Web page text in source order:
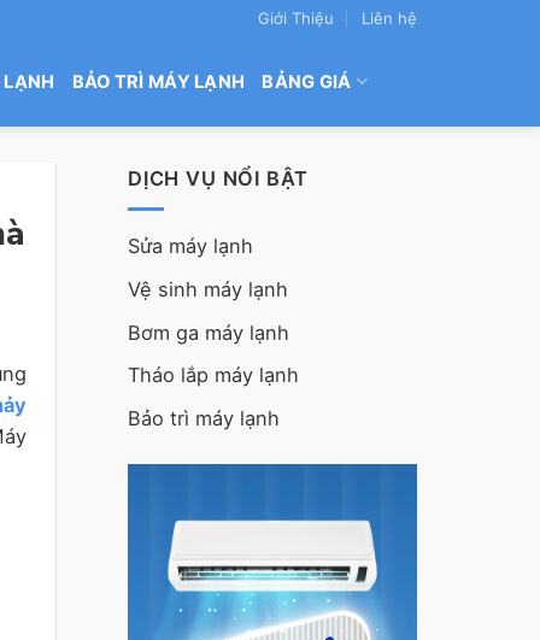
Giới Thiệu Liên hệ
BẢO TRÌ MÁY LẠNH BẢNG GIÁ
DỊCH VỤ NỔI BẬT
Sửa máy lạnh
Vệ sinh máy lạnh
Bơm ga máy lạnh
Tháo lắp máy lạnh
Bảo trì máy lạnh